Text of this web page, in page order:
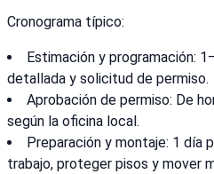
Cronograma típico:
Estimación y programación:
detallada y solicitud de permiso.
Aprobación de permiso: De
según la oficina local.
Preparación y montaje: 1 día
trabajo, proteger pisos y mover